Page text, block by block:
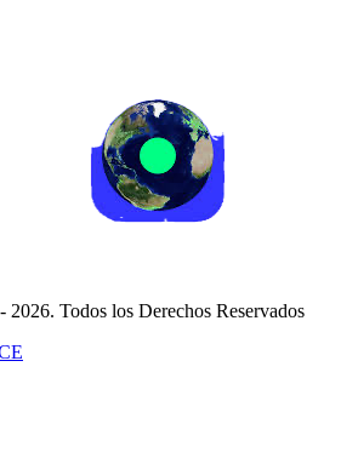
Todos los Derechos Reservados